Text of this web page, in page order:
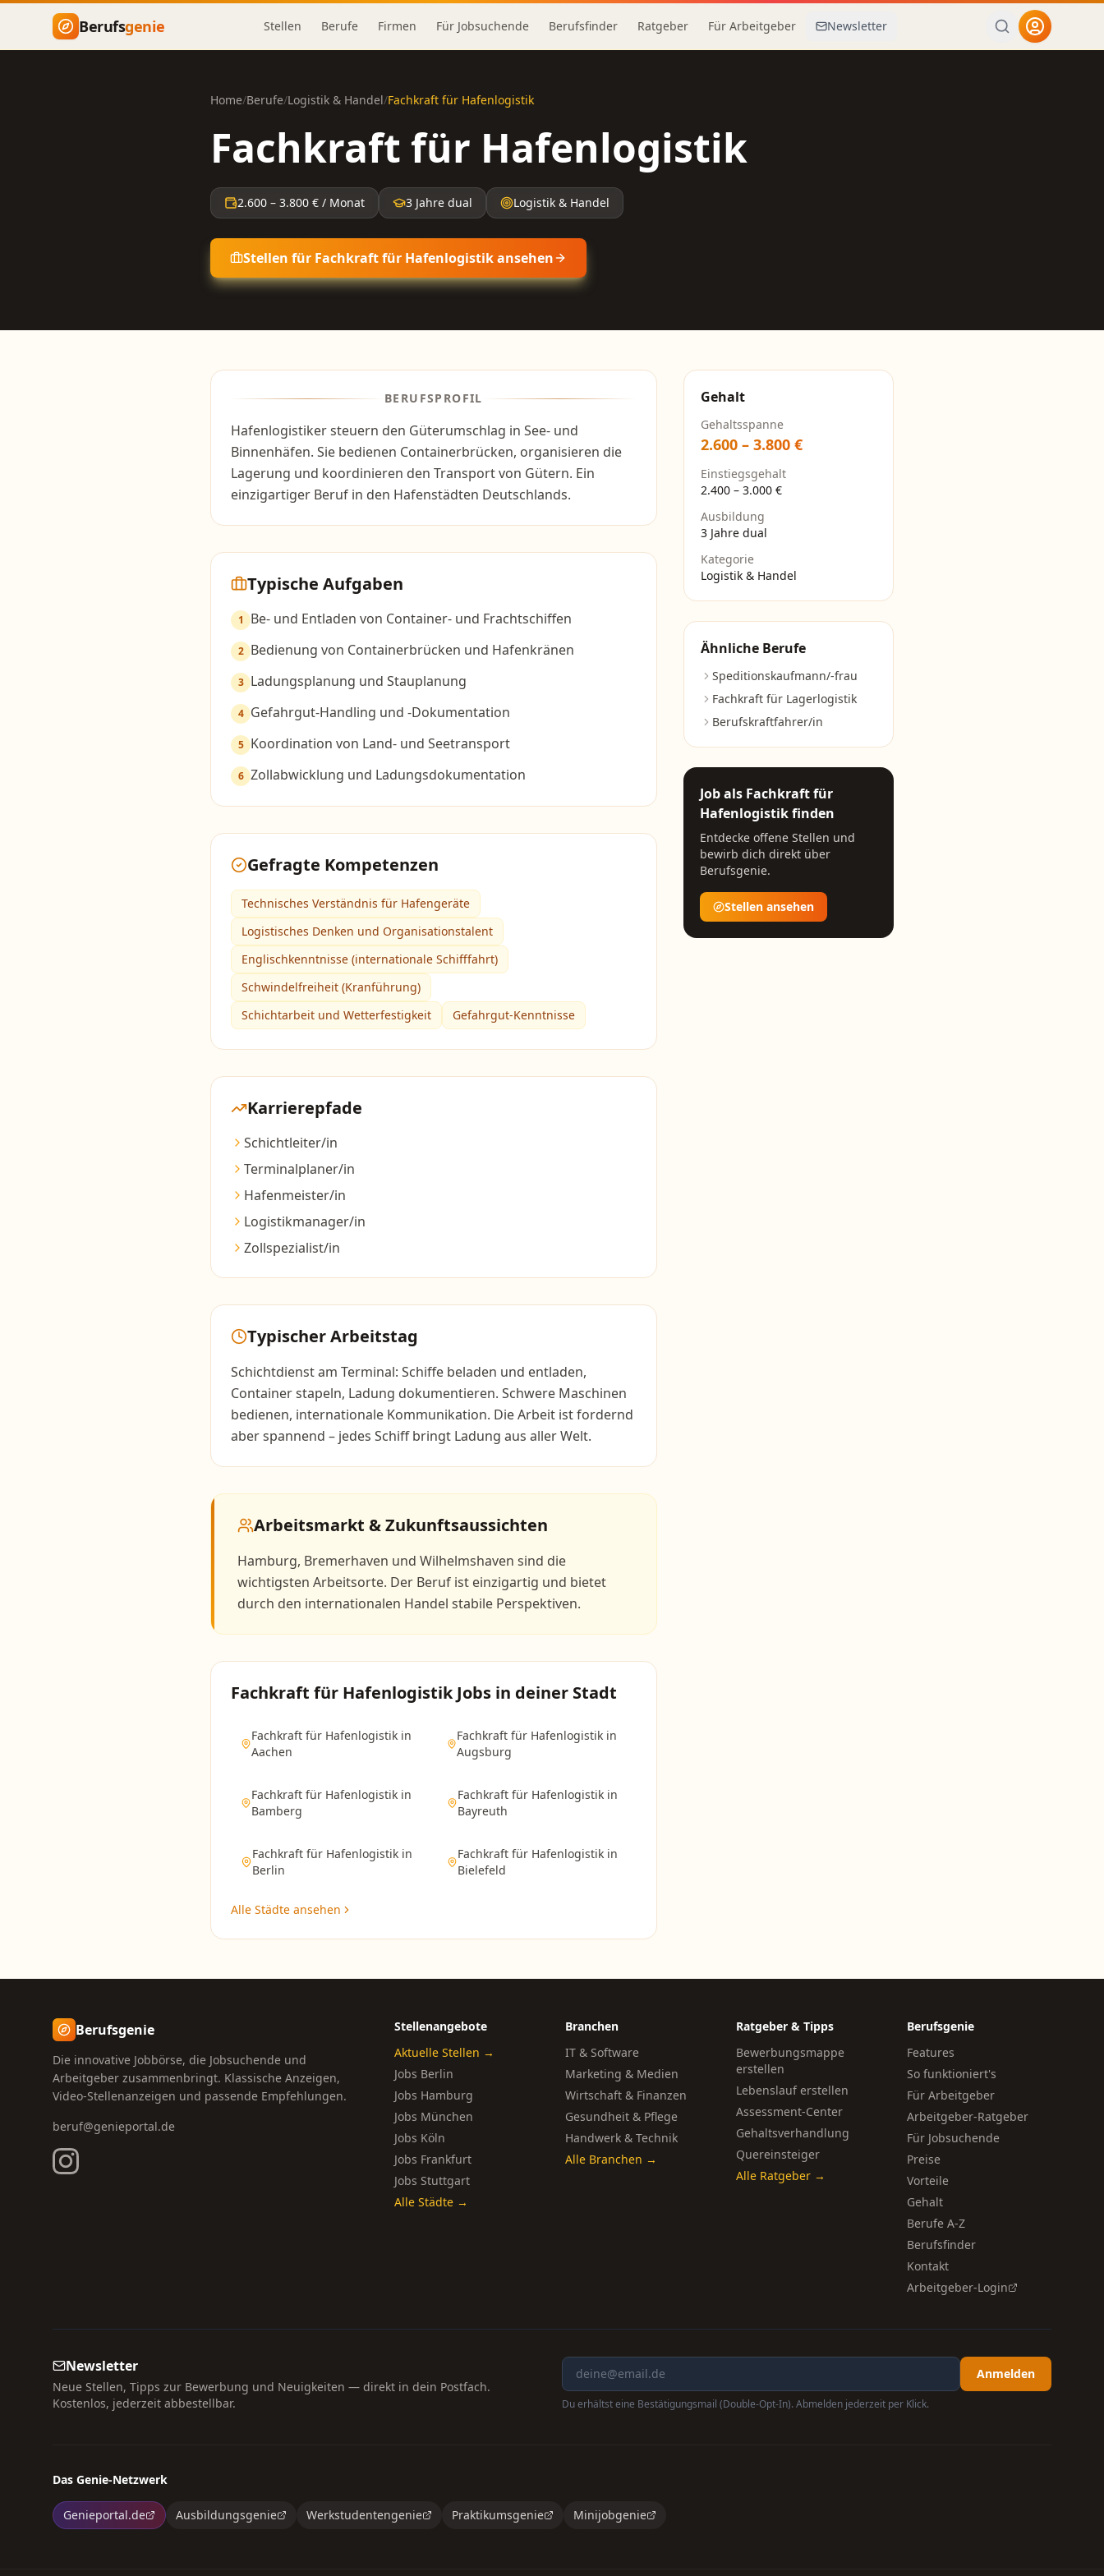
Zum Hauptinhalt springen
Berufsgenie Stellen Berufe Firmen Für Jobsuchende Berufsfinder Ratgeber Für Arbeitgeber Newsletter
Home/Berufe/Logistik & Handel/Fachkraft für Hafenlogistik
Fachkraft für Hafenlogistik
2.600 – 3.800 € / Monat 3 Jahre dual Logistik & Handel
Stellen für Fachkraft für Hafenlogistikansehen
BERUFSPROFIL
Hafenlogistiker steuern den Güterumschlag in See- und
Binnenhäfen. Sie bedienen Containerbrücken, organisieren die
Lagerung und koordinieren den Transport von Gütern. Ein
einzigartiger Beruf in den Hafenstädten Deutschlands.
Typische Aufgaben
1 Be- und Entladen von Container- und Frachtschiffen
2 Bedienung von Containerbrücken und Hafenkränen
3 Ladungsplanung und Stauplanung
4 Gefahrgut-Handling und -Dokumentation
5 Koordination von Land- und Seetransport
6 Zollabwicklung und Ladungsdokumentation
Gefragte Kompetenzen
Technisches Verständnis für Hafengeräte
Logistisches Denken und Organisationstalent
Englischkenntnisse (internationale Schifffahrt)
Schwindelfreiheit (Kranführung)
Schichtarbeit und Wetterfestigkeit
Gefahrgut-Kenntnisse
Karrierepfade
Schichtleiter/in
Terminalplaner/in
Hafenmeister/in
Logistikmanager/in
Zollspezialist/in
Typischer Arbeitstag
Schichtdienst am Terminal: Schiffe beladen und entladen,
Container stapeln, Ladung dokumentieren. Schwere Maschinen
bedienen, internationale Kommunikation. Die Arbeit ist fordernd
aber spannend – jedes Schiff bringt Ladung aus aller Welt.
Arbeitsmarkt & Zukunftsaussichten
Hamburg, Bremerhaven und Wilhelmshaven sind die
wichtigsten Arbeitsorte. Der Beruf ist einzigartig und bietet
durch den internationalen Handel stabile Perspektiven.
Fachkraft für HafenlogistikJobs in deiner Stadt
Fachkraft für Hafenlogistik in
Aachen
Fachkraft für Hafenlogistik in
Augsburg
Fachkraft für Hafenlogistikin
Bamberg
Fachkraft für Hafenlogistikin
Bayreuth
Fachkraft für Hafenlogistikin
Berlin
Fachkraft für Hafenlogistikin
Bielefeld
Alle Städte ansehen
Gehalt
Gehaltsspanne
2.600 – 3.800 €
Einstiegsgehalt
2.400 – 3.000 €
Ausbildung
3 Jahre dual
Kategorie
Logistik & Handel
Ähnliche Berufe
Speditionskaufmann/-frau
Fachkraft für Lagerlogistik
Berufskraftfahrer/in
Job als Fachkraft für
Hafenlogistikfinden
Entdecke offene Stellen und
bewirb dich direkt über
Berufsgenie.
Stellen ansehen
Berufsgenie
Die innovative Jobbörse, die Jobsuchende und
Arbeitgeber zusammenbringt. Klassische Anzeigen,
Video-Stellenanzeigen und passende Empfehlungen.
beruf@genieportal.de
Stellenangebote
Aktuelle Stellen →
Jobs Berlin
Jobs Hamburg
Jobs München
Jobs Köln
Jobs Frankfurt
Jobs Stuttgart
Alle Städte →
Branchen
IT & Software
Marketing & Medien
Wirtschaft & Finanzen
Gesundheit & Pflege
Handwerk & Technik
Alle Branchen →
Ratgeber & Tipps
Bewerbungsmappe
erstellen
Lebenslauf erstellen
Assessment-Center
Gehaltsverhandlung
Quereinsteiger
Alle Ratgeber →
Berufsgenie
Features
So funktioniert's
Für Arbeitgeber
Arbeitgeber-Ratgeber
Für Jobsuchende
Preise
Vorteile
Gehalt
Berufe A-Z
Berufsfinder
Kontakt
Arbeitgeber-Login
Newsletter
Neue Stellen, Tipps zur Bewerbung und Neuigkeiten — direkt in dein Postfach.
Kostenlos, jederzeit abbestellbar.
Anmelden
Du erhältst eine Bestätigungsmail (Double-Opt-In). Abmelden jederzeit per Klick.
Das Genie-Netzwerk
Genieportal.de Ausbildungsgenie Werkstudentengenie Praktikumsgenie Minijobgenie